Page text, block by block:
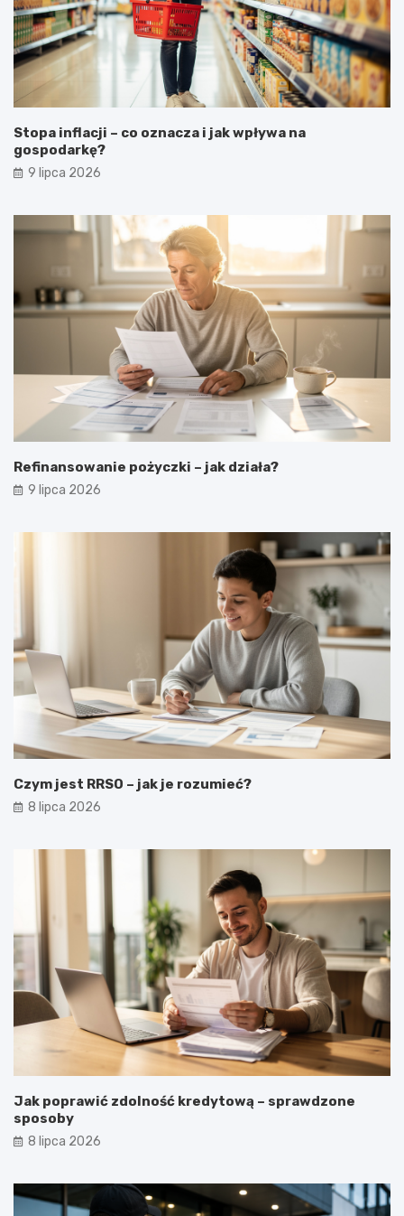
Stopa inflacji – co oznacza i jak wpływa na
gospodarkę?
9 lipca 2026
Refinansowanie pożyczki – jak działa?
9 lipca 2026
Czym jest RRSO – jak je rozumieć?
8 lipca 2026
Jak poprawić zdolność kredytową – sprawdzone
sposoby
8 lipca 2026